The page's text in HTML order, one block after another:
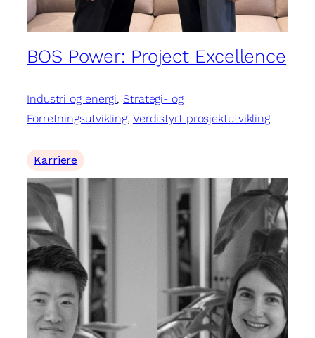
BOS Power: Project Excellence
Industri og energi, Strategi- og
Forretningsutvikling, Verdistyrt prosjektutvikling
Karriere